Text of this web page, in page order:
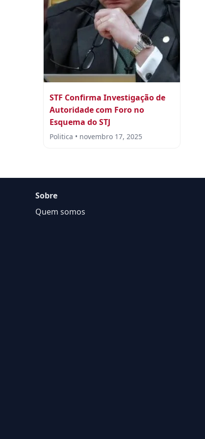
STF Confirma Investigação de
Autoridade com Foro no
Esquema do STJ
Politica • novembro 17, 2025
Sobre
Quem somos